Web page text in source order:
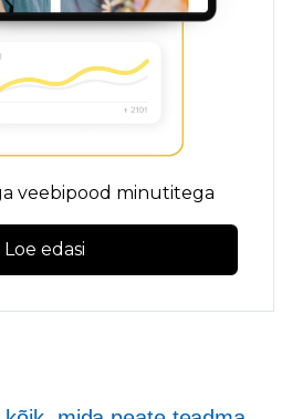
veebipood minutitega
Loe edasi